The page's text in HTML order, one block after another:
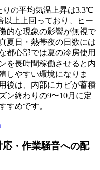
りの平均気温上昇は3.3℃
上上回っており、ヒー
的な現象の影響が無視で
夏日・熱帯夜の日数には
都心部では夏の冷房使用
を長時間稼働させると内
しやすい環境になりま
後は、内部にカビが蓄積
ン終わりの9〜10月に定
すめです。
・作業騒音への配